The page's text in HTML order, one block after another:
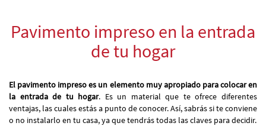
Pavimento impreso en la entrada
de tu hogar
El pavimento impreso es un elemento muy apropiado para colocar en
la entrada de tu hogar. Es un material que te ofrece diferentes
ventajas, las cuales estás a punto de conocer. Así, sabrás si te conviene
o no instalarlo en tu casa, ya que tendrás todas las claves para decidir.